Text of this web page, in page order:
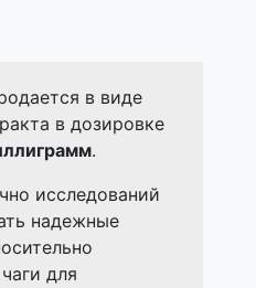
в виде
в дозировке
.
исследований
надежные
для